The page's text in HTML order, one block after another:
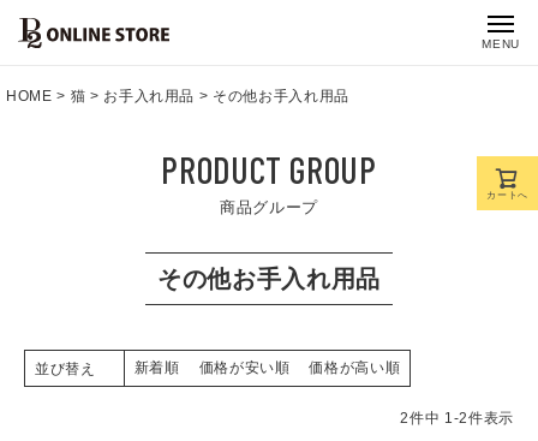
MENU
HOME 猫 お手入れ用品 その他お手入れ用品
PRODUCT GROUP
商品グループ
その他お手入れ用品
並び替え 新着順 価格が安い順 価格が高い順
2件中 1-2件表示
カートへ